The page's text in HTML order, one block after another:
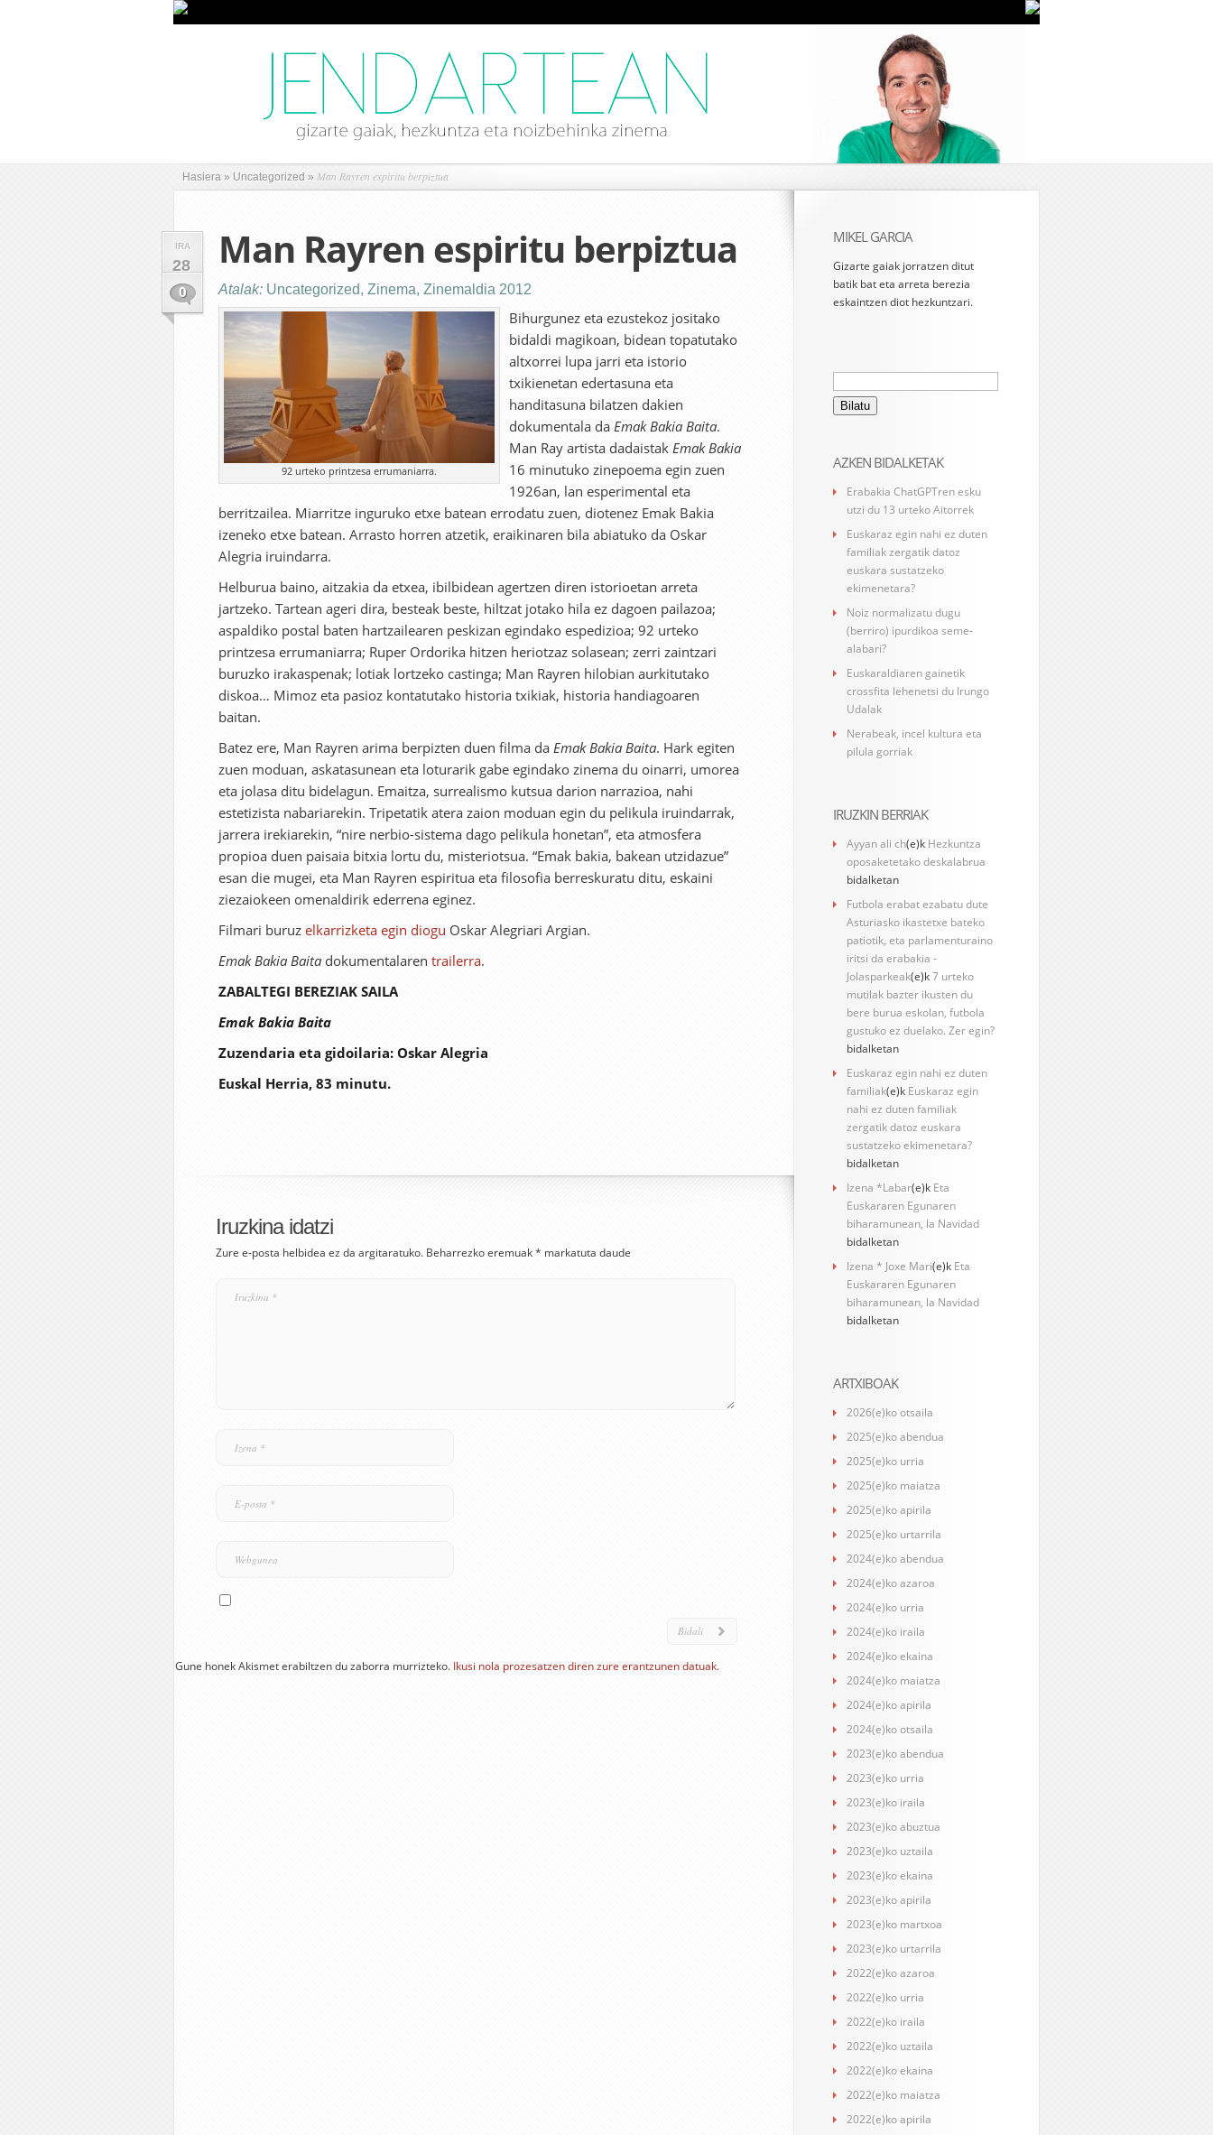
Hasiera » Uncategorized » Man Rayren espiritu berpiztua
IRA
28
0
Man Rayren espiritu berpiztua
Atalak: Uncategorized, Zinema, Zinemaldia 2012
92 urteko printzesa errumaniarra.
Bihurgunez eta ezustekoz jositako
bidaldi magikoan, bidean topatutako
altxorrei lupa jarri eta istorio
txikienetan edertasuna eta
handitasuna bilatzen dakien
dokumentala da Emak Bakia Baita.
Man Ray artista dadaistak Emak Bakia
16 minutuko zinepoema egin zuen
1926an, lan esperimental eta
berritzailea. Miarritze inguruko etxe batean errodatu zuen, diotenez Emak Bakia
izeneko etxe batean. Arrasto horren atzetik, eraikinaren bila abiatuko da Oskar
Alegria iruindarra.
Helburua baino, aitzakia da etxea, ibilbidean agertzen diren istorioetan arreta
jartzeko. Tartean ageri dira, besteak beste, hiltzat jotako hila ez dagoen pailazoa;
aspaldiko postal baten hartzailearen peskizan egindako espedizioa; 92 urteko
printzesa errumaniarra; Ruper Ordorika hitzen heriotzaz solasean; zerri zaintzari
buruzko irakaspenak; lotiak lortzeko castinga; Man Rayren hilobian aurkitutako
diskoa… Mimoz eta pasioz kontatutako historia txikiak, historia handiagoaren
baitan.
Batez ere, Man Rayren arima berpizten duen filma da Emak Bakia Baita. Hark egiten
zuen moduan, askatasunean eta loturarik gabe egindako zinema du oinarri, umorea
eta jolasa ditu bidelagun. Emaitza, surrealismo kutsua darion narrazioa, nahi
estetizista nabariarekin. Tripetatik atera zaion moduan egin du pelikula iruindarrak,
jarrera irekiarekin, “nire nerbio-sistema dago pelikula honetan”, eta atmosfera
propioa duen paisaia bitxia lortu du, misteriotsua. “Emak bakia, bakean utzidazue”
esan die mugei, eta Man Rayren espiritua eta filosofia berreskuratu ditu, eskaini
ziezaiokeen omenaldirik ederrena eginez.
Filmari buruz elkarrizketa egin diogu Oskar Alegriari Argian.
Emak Bakia Baita dokumentalaren trailerra.
ZABALTEGI BEREZIAK SAILA
Emak Bakia Baita
Zuzendaria eta gidoilaria: Oskar Alegria
Euskal Herria, 83 minutu.
Iruzkina idatzi
Zure e-posta helbidea ez da argitaratuko. Beharrezko eremuak* markatuta daude
Gune honek Akismet erabiltzen du zaborra murrizteko. Ikusi nola prozesatzen diren zure erantzunen datuak.
MIKEL GARCIA
Gizarte gaiak jorratzen ditut
batik bat eta arreta berezia
eskaintzen diot hezkuntzari.
Bilatu:
AZKEN BIDALKETAK
Erabakia ChatGPTren esku
utzi du 13 urteko Aitorrek
Euskaraz egin nahi ez duten
familiak zergatik datoz
euskara sustatzeko
ekimenetara?
Noiz normalizatu dugu
(berriro) ipurdikoa seme-
alabari?
Euskaraldiaren gainetik
crossfita lehenetsi du Irungo
Udalak
Nerabeak, incel kultura eta
pilula gorriak
IRUZKIN BERRIAK
Ayyan ali ch(e)k Hezkuntza
oposaketetako deskalabrua
bidalketan
Futbola erabat ezabatu dute
Asturiasko ikastetxe bateko
patiotik, eta parlamenturaino
iritsi da erabakia -
Jolasparkeak(e)k7 urteko
mutilak bazter ikusten du
bere burua eskolan, futbola
gustuko ez duelako. Zer egin?
bidalketan
Euskaraz egin nahi ez duten
familiak(e)k Euskaraz egin
nahi ez duten familiak
zergatik datoz euskara
sustatzeko ekimenetara?
bidalketan
Izena *Labar(e)k Eta
Euskararen Egunaren
biharamunean, la Navidad
bidalketan
Izena * Joxe Mari(e)k Eta
Euskararen Egunaren
biharamunean, la Navidad
bidalketan
ARTXIBOAK
2026(e)ko otsaila
2025(e)ko abendua
2025(e)ko urria
2025(e)ko maiatza
2025(e)ko apirila
2025(e)ko urtarrila
2024(e)ko abendua
2024(e)ko azaroa
2024(e)ko urria
2024(e)ko iraila
2024(e)ko ekaina
2024(e)ko maiatza
2024(e)ko apirila
2024(e)ko otsaila
2023(e)ko abendua
2023(e)ko urria
2023(e)ko iraila
2023(e)ko abuztua
2023(e)ko uztaila
2023(e)ko ekaina
2023(e)ko apirila
2023(e)ko martxoa
2023(e)ko urtarrila
2022(e)ko azaroa
2022(e)ko urria
2022(e)ko iraila
2022(e)ko uztaila
2022(e)ko ekaina
2022(e)ko maiatza
2022(e)ko apirila